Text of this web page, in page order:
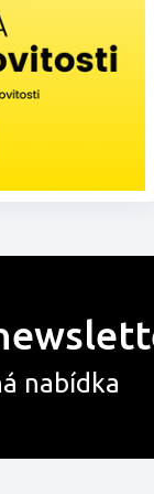
nabídka